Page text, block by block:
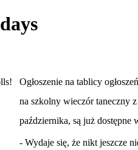
Ogłoszenie na tablicy
na szkolny wieczór taneczny
października, są już
- Wydaje się, że nikt jeszcze